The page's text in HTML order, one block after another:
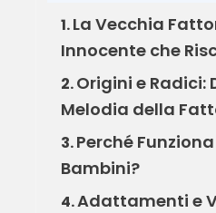
1.La Vecchia
Innocente che
2.Origini e Radici:
Melodia della
3.Perché
Bambini?
4.Adattamenti e